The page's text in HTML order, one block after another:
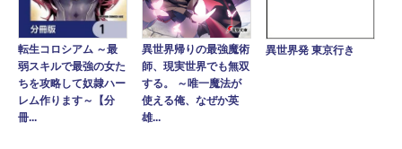
転生コロシアム ～最
弱スキルで最強の女た
ちを攻略して奴隷ハー
レム作ります～【分
冊...
異世界帰りの最強魔術
師、現実世界でも無双
する。 ～唯一魔法が
使える俺、なぜか英
雄...
異世界発 東京行き